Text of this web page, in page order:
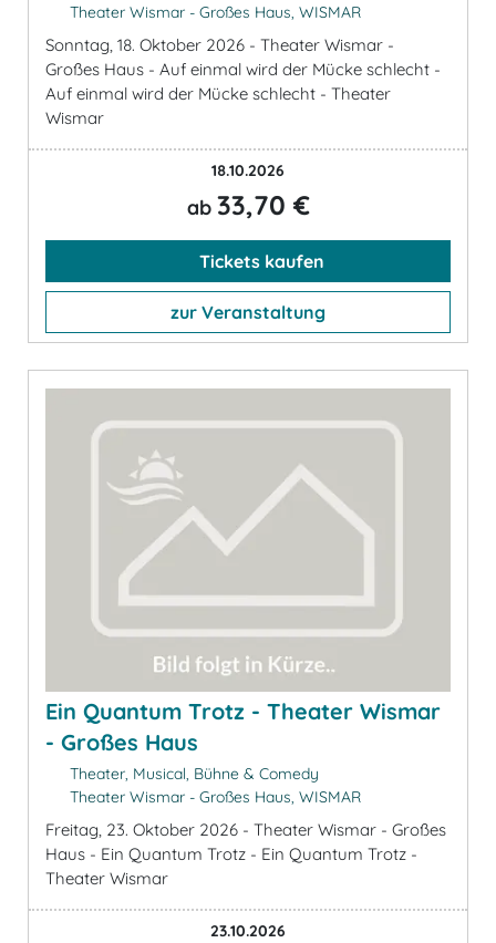
Theater Wismar - Großes Haus, WISMAR
Sonntag, 18. Oktober 2026 - Theater Wismar -
Großes Haus - Auf einmal wird der Mücke schlecht -
Auf einmal wird der Mücke schlecht - Theater
Wismar
18.10.2026
ab 33,70 €
Tickets kaufen
zur Veranstaltung
Ein Quantum Trotz - Theater Wismar
- Großes Haus
Theater, Musical, Bühne & Comedy
Theater Wismar - Großes Haus, WISMAR
Freitag, 23. Oktober 2026 - Theater Wismar - Großes
Haus - Ein Quantum Trotz - Ein Quantum Trotz -
Theater Wismar
23.10.2026